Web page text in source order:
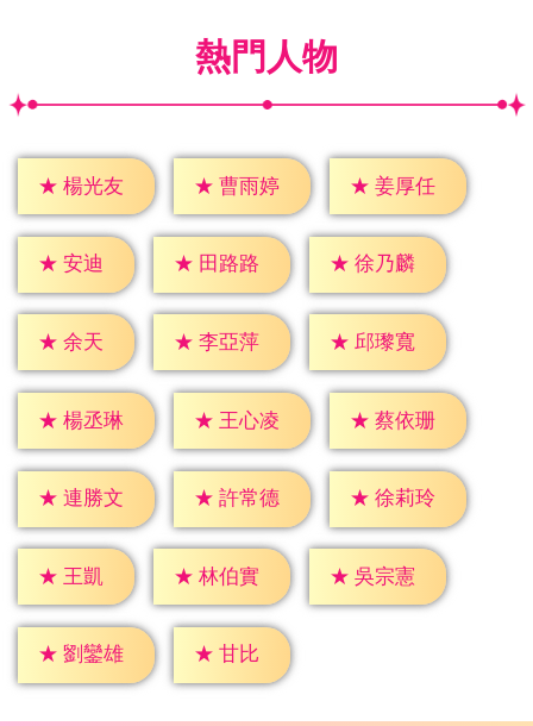
熱門人物
★ 楊光友 ★ 曹雨婷 ★ 姜厚任
★ 安迪 ★ 田路路 ★ 徐乃麟
★ 余天 ★ 李亞萍 ★ 邱瓈寬
★ 楊丞琳 ★ 王心凌 ★ 蔡依珊
★ 連勝文 ★ 許常德 ★ 徐莉玲
★ 王凱 ★ 林伯實 ★ 吳宗憲
★ 劉鑾雄 ★ 甘比